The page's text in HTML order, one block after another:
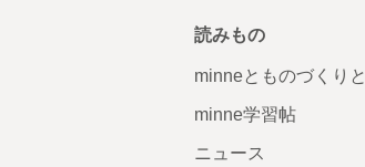
読みもの
minneとものづくりと
minne学習帖
ニュース